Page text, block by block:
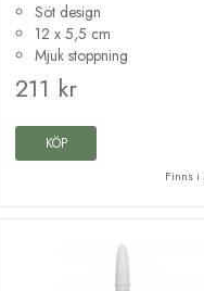
Söt design
12 x 5,5 cm
Mjuk stoppning
211 kr
KÖP
Finns i